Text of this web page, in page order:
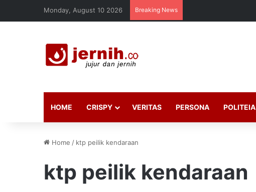
Monday, August 10 2026 Breaking News
HOME CRISPY VERITAS PERSONA POLITEIA
Home / ktp peilik kendaraan
ktp peilik kendaraan